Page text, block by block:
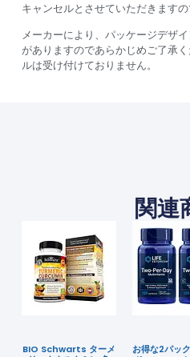
キャンセルとさせていただきます
メーカーにより、パッケージデザ
がありますのであらかじめご了承
ルは受け付けておりません。
関連
BIO Schwarts ターメ
お得な2パッ